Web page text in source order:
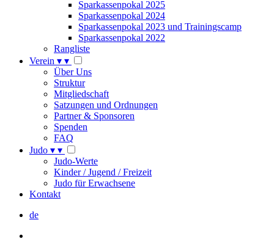
Sparkassenpokal 2025
Sparkassenpokal 2024
Sparkassenpokal 2023 und Trainingscamp
Sparkassenpokal 2022
Rangliste
Verein ▾ ▾
Über Uns
Struktur
Mitgliedschaft
Satzungen und Ordnungen
Partner & Sponsoren
Spenden
FAQ
Judo ▾ ▾
Judo-Werte
Kinder / Jugend / Freizeit
Judo für Erwachsene
Kontakt
de